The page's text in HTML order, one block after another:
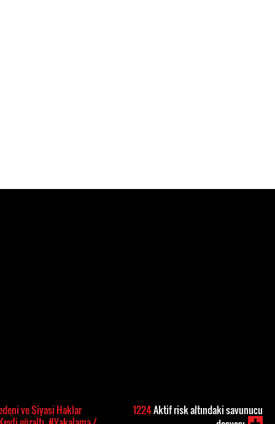
ve Siyasi Haklar
1224Aktif risk altındaki savunucu